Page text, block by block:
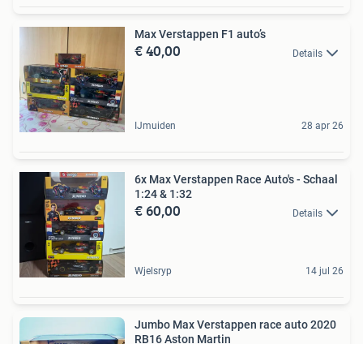
Max Verstappen F1 auto’s
€ 40,00 Details
IJmuiden 28 apr 26
6x Max Verstappen Race Auto's - Schaal
1:24 & 1:32
€ 60,00 Details
Wjelsryp 14 jul 26
Jumbo Max Verstappen race auto 2020
RB16 Aston Martin